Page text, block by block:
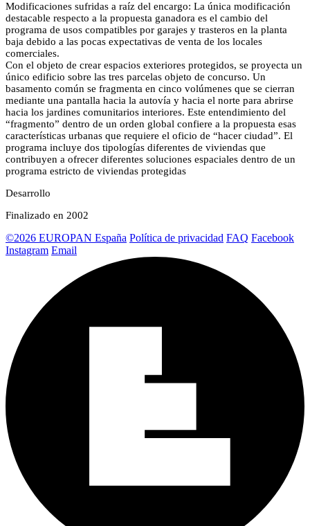
Modificaciones sufridas a raíz del encargo: La única modificación
destacable respecto a la propuesta ganadora es el cambio del
programa de usos compatibles por garajes y trasteros en la planta
baja debido a las pocas expectativas de venta de los locales
comerciales.
Con el objeto de crear espacios exteriores protegidos, se proyecta un
único edificio sobre las tres parcelas objeto de concurso. Un
basamento común se fragmenta en cinco volúmenes que se cierran
mediante una pantalla hacia la autovía y hacia el norte para abrirse
hacia los jardines comunitarios interiores. Este entendimiento del
“fragmento” dentro de un orden global confiere a la propuesta esas
características urbanas que requiere el oficio de “hacer ciudad”. El
programa incluye dos tipologías diferentes de viviendas que
contribuyen a ofrecer diferentes soluciones espaciales dentro de un
programa estricto de viviendas protegidas
Desarrollo
Finalizado en 2002
©2026 EUROPAN España Política de privacidad FAQ Facebook
Instagram Email